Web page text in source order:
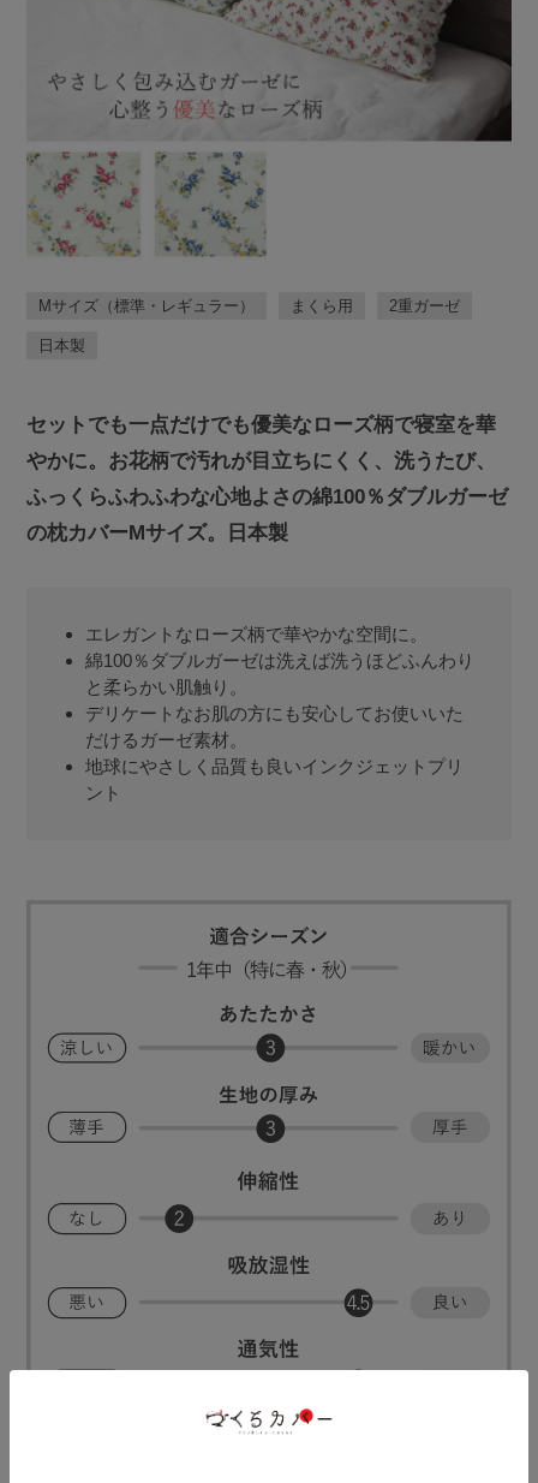
Mサイズ（標準・レギュラー） まくら用 2重ガーゼ
日本製
セットでも一点だけでも優美なローズ柄で寝室を華
やかに。お花柄で汚れが目立ちにくく、洗うたび、
ふっくらふわふわな心地よさの綿100％ダブルガーゼ
の枕カバーMサイズ。日本製
エレガントなローズ柄で華やかな空間に。
綿100％ダブルガーゼは洗えば洗うほどふんわり
と柔らかい肌触り。
デリケートなお肌の方にも安心してお使いいた
だけるガーゼ素材。
地球にやさしく品質も良いインクジェットプリ
ント